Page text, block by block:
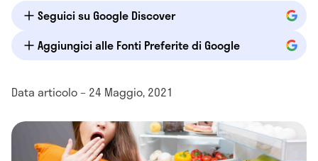
Seguici su Google Discover
Aggiungici alle Fonti Preferite di Google
Data articolo – 24 Maggio, 2021